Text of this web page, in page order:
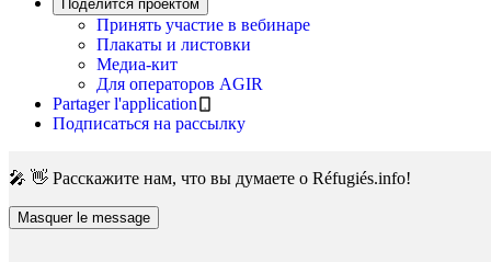
Поделится проектом
Принять участие в вебинаре
Плакаты и листовки
Медиа-кит
Для операторов AGIR
Partager l'application
Подписаться на рассылку
🎤 👋 Расскажите нам, что вы думаете о Réfugiés.info!
Masquer le message